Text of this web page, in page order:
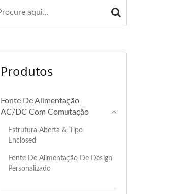
Produtos
Fonte De Alimentação
AC/DC Com Comutação
Estrutura Aberta & Tipo
Enclosed
Fonte De Alimentação De Design
Personalizado